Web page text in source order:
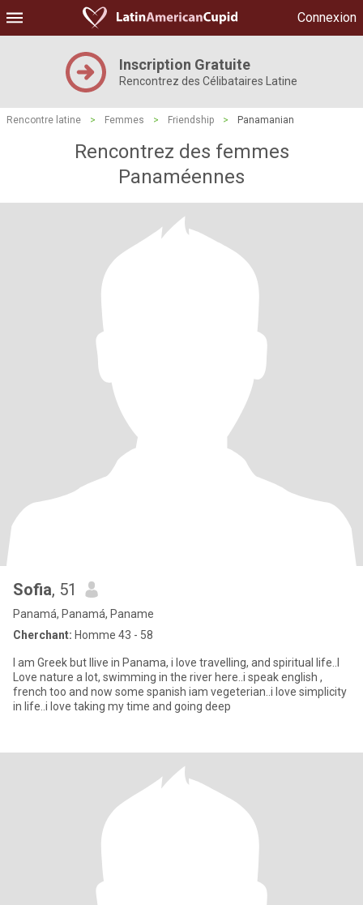
Connexion
Inscription Gratuite
Rencontrez des Célibataires Latine
Rencontre latine > Femmes > Friendship > Panamanian
Rencontrez des femmes
Panaméennes
Sofia, 51
Panamá, Panamá, Paname
Cherchant: Homme 43 - 58
I am Greek but Ilive in Panama, i love travelling, and spiritual life..I
Love nature a lot, swimming in the river here..i speak english ,
french too and now some spanish iam vegeterian..i love simplicity
in life..i love taking my time and going deep